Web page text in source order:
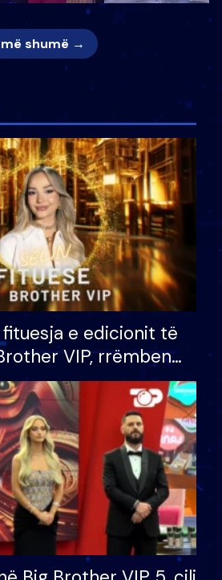
më shumë →
e edicionit të
VIP, rrëmben
prej 100 mijë eurosh